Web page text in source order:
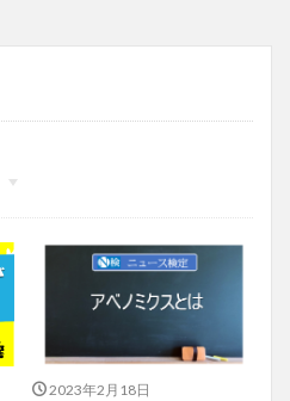
2023年2月18日